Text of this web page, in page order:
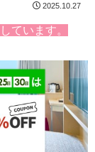
2025.10.27
ています。